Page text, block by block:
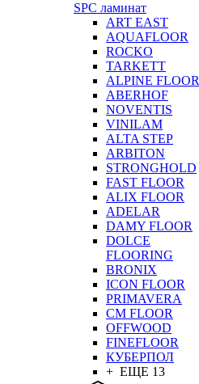
SPC ламинат
ART EAST
AQUAFLOOR
ROCKO
TARKETT
ALPINE FLOOR
ABERHOF
NOVENTIS
VINILAM
ALTA STEP
ARBITON
STRONGHOLD
FAST FLOOR
ALIX FLOOR
ADELAR
DAMY FLOOR
DOLCE
FLOORING
BRONIX
ICON FLOOR
PRIMAVERA
CM FLOOR
OFFWOOD
FINEFLOOR
КУБЕРПОЛ
+ ЕЩЕ 13